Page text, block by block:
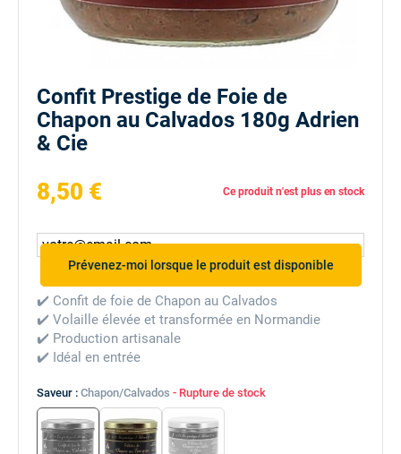
Confit Prestige de Foie de
Chapon au Calvados 180g Adrien
& Cie
✔️ Confit de foie de Chapon au Calvados
✔️ Volaille élevée et transformée en Normandie
✔️ Production artisanale
✔️ Idéal en entrée
Saveur : Chapon/Calvados - Rupture de stock
8,50 € Ce produit n'est plus en stock
Prévenez-moi lorsque le produit est disponible